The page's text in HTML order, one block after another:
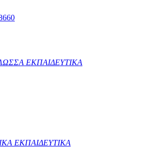
ΕΚΠΑΙΔΕΥΤΙΚΑ
ΕΚΠΑΙΔΕΥΤΙΚΑ